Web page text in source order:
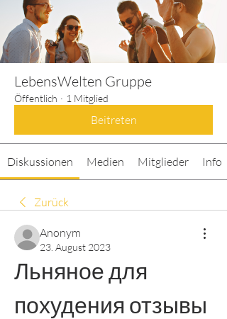
LebensWelten Gruppe
Öffentlich · 1 Mitglied
Beitreten
Diskussionen Medien Mitglieder Info
Zurück
Anonym
23. August 2023
Льняное для
похудения отзывы